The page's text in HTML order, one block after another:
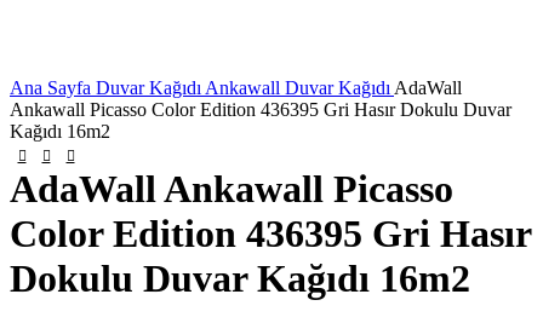
Ana Sayfa Duvar Kağıdı Ankawall Duvar Kağıdı AdaWall
Ankawall Picasso Color Edition 436395 Gri Hasır Dokulu Duvar
Kağıdı 16m2
AdaWall Ankawall Picasso
Color Edition 436395 Gri Hasır
Dokulu Duvar Kağıdı 16m2